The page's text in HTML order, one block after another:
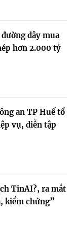
dây mua
hơn 2.000 tỷ
an TP Huế tổ
vụ, diễn tập
TinAI?, ra mắt
kiểm chứng”